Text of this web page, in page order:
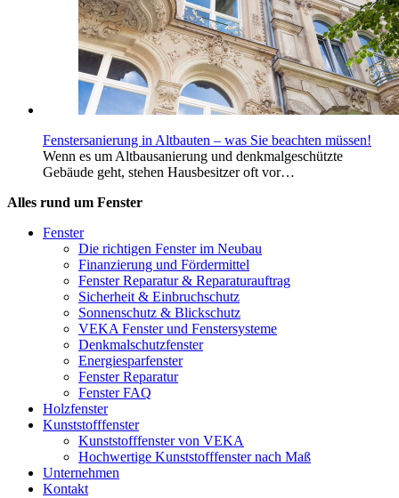
Fenstersanierung in Altbauten – was Sie beachten müssen!
Wenn es um Altbausanierung und denkmalgeschützte
Gebäude geht, stehen Hausbesitzer oft vor…
Alles rund um Fenster
Fenster
Die richtigen Fenster im Neubau
Finanzierung und Fördermittel
Fenster Reparatur & Reparaturauftrag
Sicherheit & Einbruchschutz
Sonnenschutz & Blickschutz
VEKA Fenster und Fenstersysteme
Denkmalschutzfenster
Energiesparfenster
Fenster Reparatur
Fenster FAQ
Holzfenster
Kunststofffenster
Kunststofffenster von VEKA
Hochwertige Kunststofffenster nach Maß
Unternehmen
Kontakt